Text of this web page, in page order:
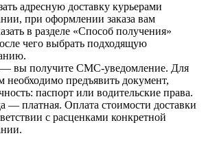
адресную доставку курьерами
при оформлении заказа вам
в разделе «Способ получения»
чего выбрать подходящую
— вы получите СМС-уведомление. Для
необходимо предъявить документ,
паспорт или водительские права.
— платная. Оплата стоимости доставки
с расценками конкретной